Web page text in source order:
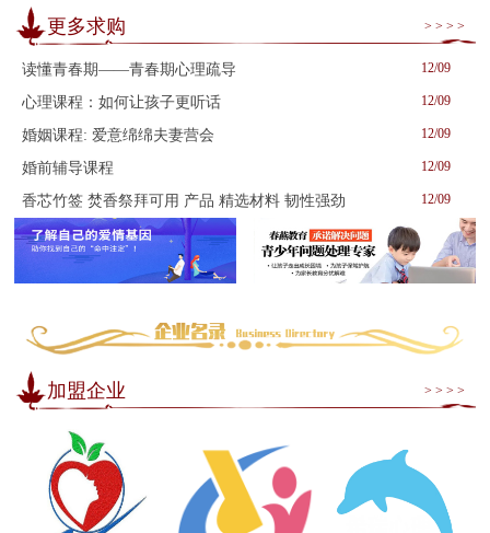
更多求购 > > > >
读懂青春期——青春期心理疏导 12/09
心理课程：如何让孩子更听话 12/09
婚姻课程: 爱意绵绵夫妻营会 12/09
婚前辅导课程 12/09
香芯竹签 焚香祭拜可用 产品 精选材料 韧性强劲 12/09
加盟企业 > > > >